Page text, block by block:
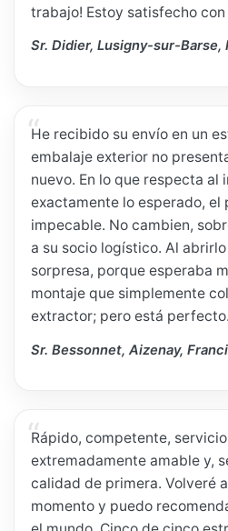
trabajo! Estoy satisfecho
Sr. Didier, Lusigny-sur-Barse,
He recibido su envío en un
embalaje exterior no
nuevo. En lo que respecta al
exactamente lo esperado, el
impecable. No cambien,
a su socio logístico. Al
sorpresa, porque esperaba
montaje que simplemente
extractor; pero está perfecto.
Sr. Bessonnet, Aizenay,
Rápido, competente,
extremadamente amable y,
calidad de primera. Volveré
momento y puedo